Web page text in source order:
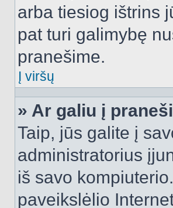
arba tiesiog ištrins
pat turi galimybę
pranešime.
Į viršų
» Ar galiu į
Taip, jūs galite į
administratorius
iš savo
paveikslėlio